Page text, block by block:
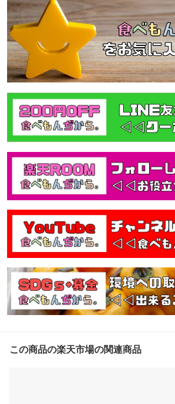
この商品の楽天市場の関連商品